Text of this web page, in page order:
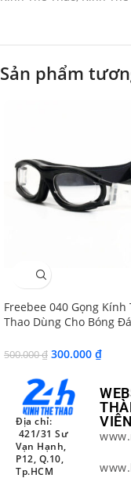
Sản phẩm
Freebee 040 Gọng Kính
Thao Dùng Cho Bóng
500.000₫ 300.000 ₫
Địa chỉ:
421/31 Sư
Vạn Hạnh,
P12, Q.10,
Tp.HCM
VIÊN